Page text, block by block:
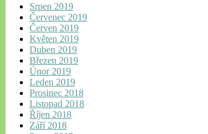
Srpen 2019
Červenec 2019
Červen 2019
Květen 2019
Duben 2019
Březen 2019
Únor 2019
Leden 2019
Prosinec 2018
Listopad 2018
Říjen 2018
Září 2018